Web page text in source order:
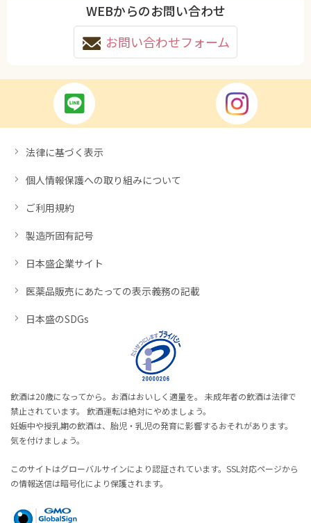
WEBからのお問い合わせ
お問い合わせフォーム
法律に基づく表示
個人情報保護への取り組みについて
ご利用規約
製造所固有記号
日本盛企業サイト
医薬品販売にあたっての表示義務の記載
日本盛のSDGs
飲酒は20歳になってから。お酒はおいしく適量を。 未成年者の飲酒は法律で
禁止されています。 飲酒運転は絶対にやめましょう。
妊娠中や授乳期の飲酒は、胎児・乳児の発育に影響するおそれがあります。
気を付けましょう。
このサイトはグローバルサインにより認証されています。SSL対応ページから
の情報送信は暗号化により保護されます。